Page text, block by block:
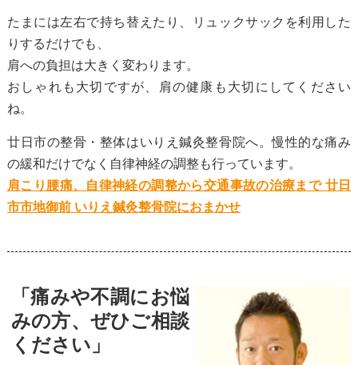
たまには左右で持ち替えたり、リュックサックを利用した
りするだけでも、
肩への負担は大きく変わります。
おしゃれも大切ですが、肩の健康も大切にしてください
ね。
廿日市の整骨・整体はいりえ鍼灸整骨院へ。慢性的な痛み
の緩和だけでなく自律神経の調整も行っています。
肩こり腰痛、自律神経の調整から交通事故の治療まで 廿日
市市地御前 いりえ鍼灸整骨院におまかせ
「痛みや不調にお悩
みの方、ぜひご相談
ください」